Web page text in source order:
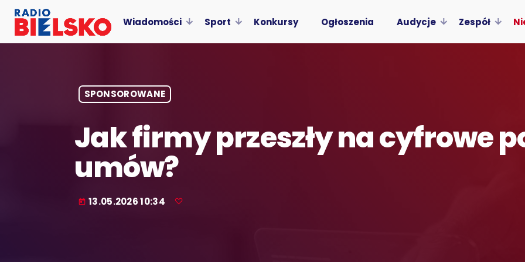
Wiadomości Sport Konkursy Ogłoszenia Audycje Zespół
SPONSOROWANE
Jak firmy przeszły na cyfrowe
umów?
today 13.05.2026 10:34